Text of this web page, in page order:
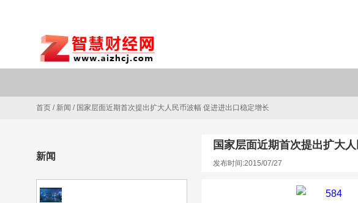
首页 / 新闻 / 国家层面近期首次提出扩大人民币波幅 促进进出口稳定增长
新闻
国家层面近期首次提出扩大
发布时间:2015/07/27